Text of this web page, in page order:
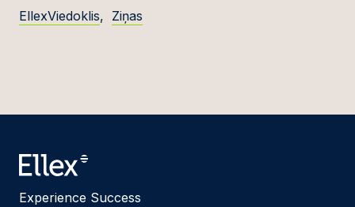
EllexViedoklis, Ziņas
Experience Success